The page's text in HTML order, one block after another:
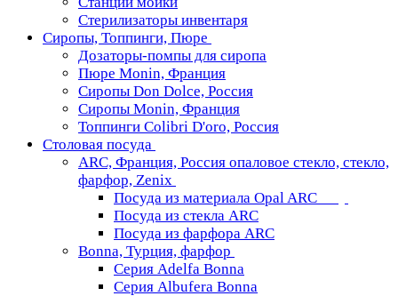
Стерилизаторы инвентаря
Сиропы, Топпинги, Пюре
Дозаторы-помпы для сиропа
Пюре Monin, Франция
Сиропы Don Dolce, Россия
Сиропы Monin, Франция
Топпинги Colibri D'oro, Россия
Столовая посуда
ARC, Франция, Россия опаловое стекло, стекло,
фарфор, Zenix
Посуда из материала Opal ARC
Посуда из стекла ARC
Посуда из фарфора ARC
Bonna, Турция, фарфор
Серия Adelfa Bonna
Серия Albufera Bonna